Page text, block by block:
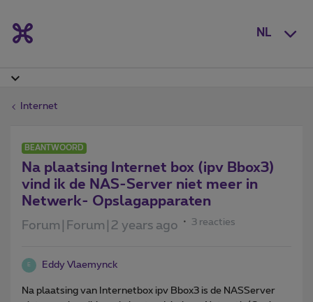
NL
Internet
BEANTWOORD
Na plaatsing Internet box (ipv Bbox3)
vind ik de NAS-Server niet meer in
Netwerk- Opslagapparaten
Forum|Forum|2 years ago 3 reacties
E Eddy Vlaemynck
Na plaatsing van Internetbox ipv Bbox3 is de NASServer